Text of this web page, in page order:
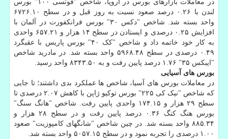
در معاملات بازارهای بورس در اروپا، شاخص "فوتسی ۱۰۰" بورس
لندن با ۰.۲۶ درصد صعود نسبت به روز قبل و در سطح ۶۷۲۶.۱۰
واحد بسته شد. شاخص "دکس ۳۰" بورس فرانکفورت در آلمان با
افزایش ۰.۲۵ درصدی و ایستادن در سطح ۱۴ هزار و ۶۵۷.۲۱ واحدی
به کار خود خاتمه داد و شاخص "کک ۴۰" بورس پاریس با عقبگرد
۰.۴۹ درصدی در سطح ۵۹۶۸.۴۸ واحد بسته شد. در مادرید شاخص
"ایبکس ۳۵" ۱.۷۶ درصد پایین رفت و به ۸۳۴۳.۵۰ واحد رسید.
بورس های آسیایی
در معاملات بورس های آسیا، شاخص ها عملکرد بدی داشتند؛ تا جایی
که شاخص "نیک کی ۲۲۵" بورس توکیو ژاپن با کاهش ۲.۰۷ درصدی تا
سطح ۲۹ هزار و ۱۷۴.۱۵ واحدی پایین رفت. شاخص "هانگ سنگ"
بورس هنگ کنگ ۰.۳۶ درصد پایین رفت و در سطح ۲۸ هزار و
۸۸۵.۳۴ واحد بسته شد. در چین شاخص "شانگهای کامپوزیت" صعود
۱.۰۰ درصدی را تجربه نمود و در سطح ۵۰۵۷.۱۵ واحد بسته شد.